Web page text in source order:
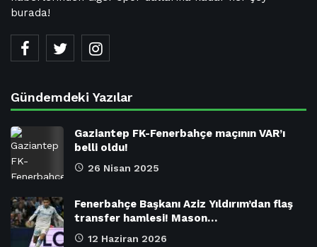
burada!
Gündemdeki Yazılar
Gaziantep FK-Fenerbahçe maçının VAR’ı
belli oldu!
26 Nisan 2025
Fenerbahçe Başkanı Aziz Yıldırım’dan flaş
transfer hamlesi! Mason…
12 Haziran 2026